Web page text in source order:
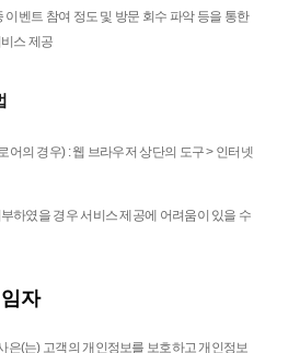
이벤트 참여 정도 및 방문 회수 파악 등을 통한
스 제공
어의 경우) : 웹 브라우저 상단의 도구 > 인터넷
하였을 경우 서비스 제공에 어려움이 있을 수
자
은(는) 고객의 개인정보를 보호하고 개인정보